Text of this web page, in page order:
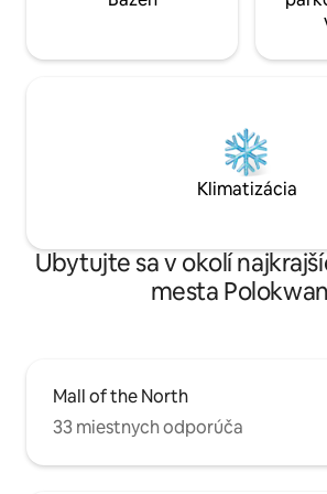
Klimatizácia
Ubytujte sa v okolí
mesta
Mall of the North
33 miestnych odporúča